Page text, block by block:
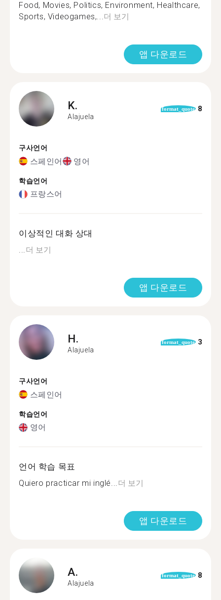
Food, Movies, Politics, Environment, Healthcare,
Sports, Videogames,...더 보기
앱 다운로드
K.
Alajuela
format_quote 8
구사언어
스페인어 영어
학습언어
프랑스어
이상적인 대화 상대
...더 보기
앱 다운로드
H.
Alajuela
format_quote 3
구사언어
스페인어
학습언어
영어
언어 학습 목표
Quiero practicar mi inglé...더 보기
앱 다운로드
A.
Alajuela
format_quote 8